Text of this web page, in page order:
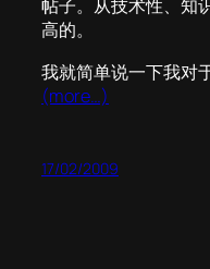
帖子。从技术性、知
高的。
我就简单说一下我对
(more…)
17/02/2009